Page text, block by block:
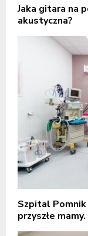
Jaka gitara na
akustyczna?
Szpital
przyszłe